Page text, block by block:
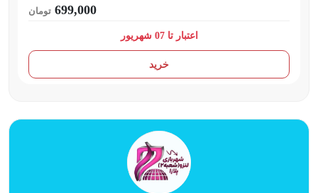
699,000 تومان
اعتبار تا 07 شهریور
خرید